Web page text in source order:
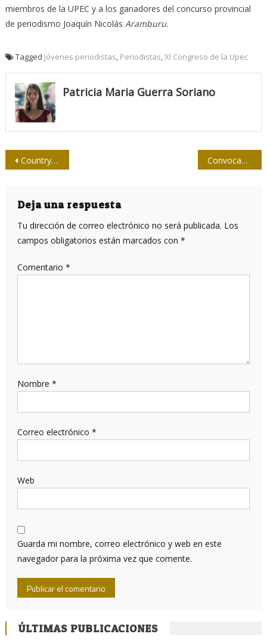
miembros de la UPEC y a los ganadores del concurso provincial
de periodismo Joaquín Nicolás Aramburu.
Tagged Jóvenes periodistas Periodistas XI Congreso de la Upec
Patricia Maria Guerra Soriano
Navegación
entradas
Country noir, realismo puro y duro Convocan a Ciclo de Conferencias sobre Semiótica y Estudios Textuales
Deja una respuesta
Tu dirección de correo electrónico no será publicada. Los
campos obligatorios están marcados con *
Comentario *
Nombre *
Correo electrónico *
Web
Guarda mi nombre, correo electrónico y web en este
navegador para la próxima vez que comente.
ÚLTIMAS PUBLICACIONES